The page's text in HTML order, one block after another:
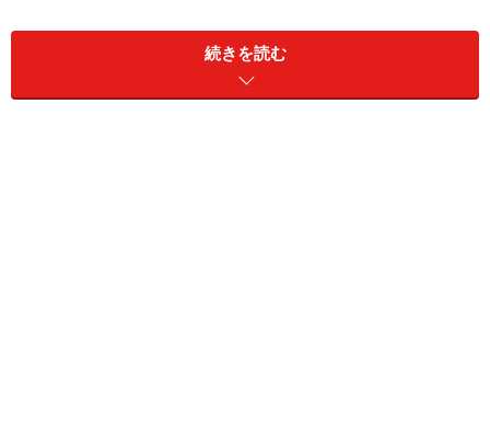
続きを読む